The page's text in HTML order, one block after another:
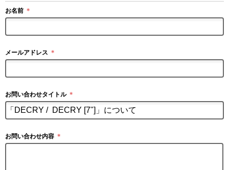
お名前 ＊
メールアドレス ＊
お問い合わせタイトル ＊
お問い合わせ内容 ＊